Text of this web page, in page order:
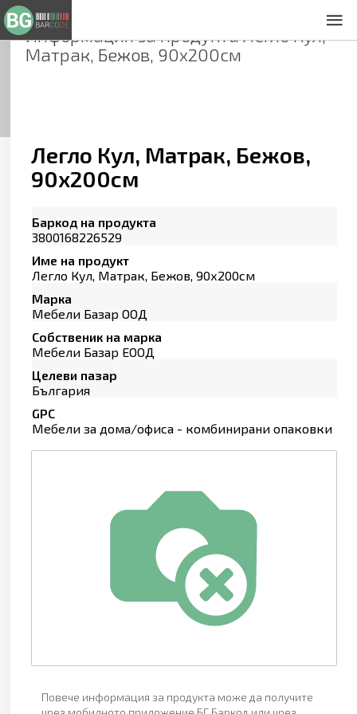
Информация за продуктаЛегло Кул,
Матрак, Бежов, 90х200см
Легло Кул, Матрак, Бежов,
90х200см
Баркод на продукта
3800168226529
Име на продукт
Легло Кул, Матрак, Бежов, 90х200см
Марка
Мебели Базар ООД
Собственик на марка
Мебели Базар ЕООД
Целеви пазар
България
GPC
Мебели за дома/офиса - комбинирани опаковки
Повече информация за продукта може да получите
Общи условия